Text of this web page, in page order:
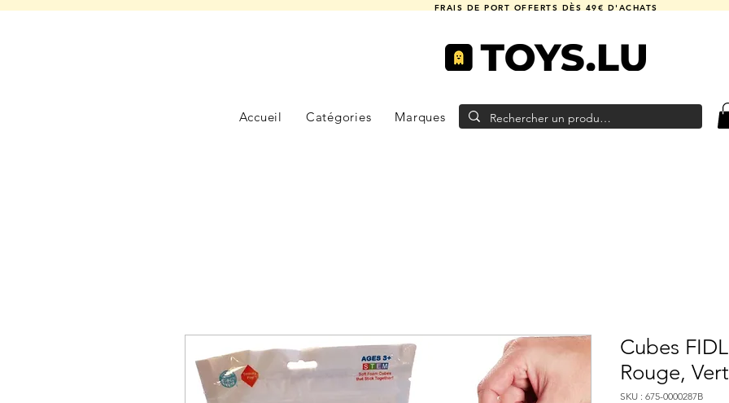
FRAIS DE PORT OFFERTS DÈS 49€ D'ACHATS
Accueil Catégories Marques
Cubes
Rouge, Vert
SKU : 675-0000287B